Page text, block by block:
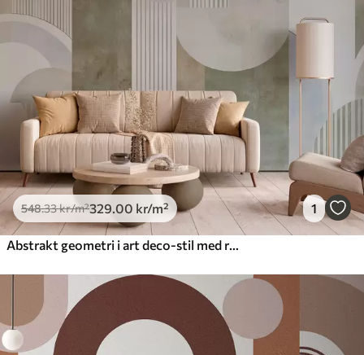
548.33kr/m²329.00 kr/m² 1
Abstrakt geometri i art deco-stil med retroeffekt